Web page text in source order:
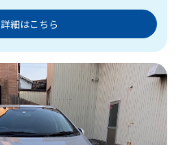
詳細はこちら